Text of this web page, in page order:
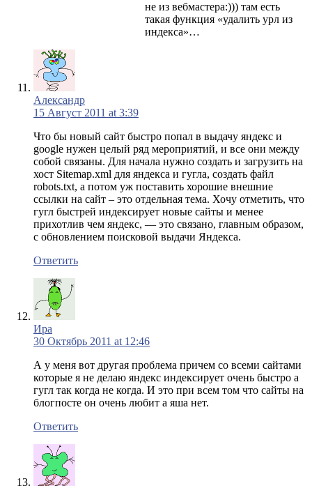
не из вебмастера:))) там есть
такая функция «удалить урл из
индекса»…
Александр
15 Август 2011 at 3:39
Что бы новый сайт быстро попал в выдачу яндекс и
google нужен целый ряд мероприятий, и все они между
собой связаны. Для начала нужно создать и загрузить на
хост Sitemap.xml для яндекса и гугла, создать файл
robots.txt, а потом уж поставить хорошие внешние
ссылки на сайт – это отдельная тема. Хочу отметить, что
гугл быстрей индексирует новые сайты и менее
прихотлив чем яндекс, — это связано, главным образом,
с обновлением поисковой выдачи Яндекса.
Ответить
Ира
30 Октябрь 2011 at 12:46
А у меня вот другая проблема причем со всеми сайтами
которые я не делаю яндекс индексирует очень быстро а
гугл так когда не когда. И это при всем том что сайты на
блогпосте он очень любит а яша нет.
Ответить